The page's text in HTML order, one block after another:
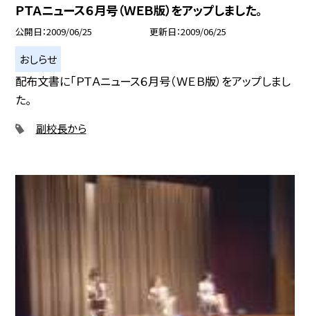
ＰＴＡニュース６月号（ＷＥＢ版）をアップしました。
公開日 2009/06/25 更新日 2009/06/25
おしらせ
配布文書に「ＰＴＡニュース６月号（ＷＥＢ版）をアップしまし
た。
副校長から